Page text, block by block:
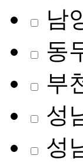
남
동
부
성
성